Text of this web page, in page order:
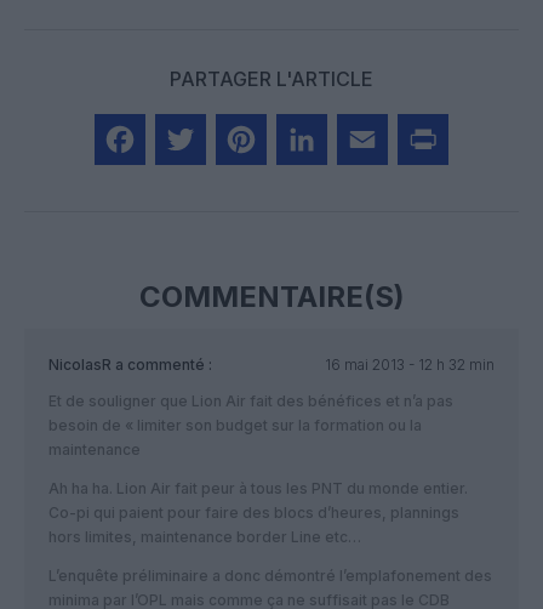
PARTAGER L'ARTICLE
COMMENTAIRE(S)
NicolasR a commenté :
16 mai 2013 - 12 h 32 min
Et de souligner que Lion Air fait des bénéfices et n’a pas
besoin de « limiter son budget sur la formation ou la
maintenance
Ah ha ha. Lion Air fait peur à tous les PNT du monde entier.
Co-pi qui paient pour faire des blocs d’heures, plannings
hors limites, maintenance border Line etc…
L’enquête préliminaire a donc démontré l’emplafonement des
minima par l’OPL mais comme ça ne suffisait pas le CDB